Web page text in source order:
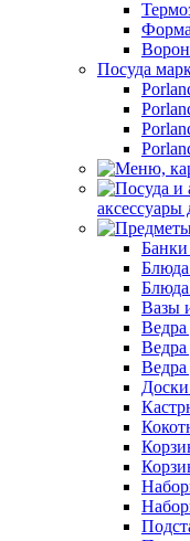
Посуда
аксессуары
Банки
Блюда
Вазы
Ведра
Ведра